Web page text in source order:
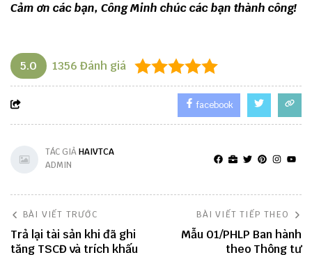
Cảm ơn các bạn, Công Minh chúc các bạn thành công!
5.0 1356 Đánh giá
facebook
TÁC GIẢHAIVTCA
ADMIN
BÀI VIẾT TRƯỚC
Trả lại tài sản khi đã ghi
tăng TSCĐ và trích khấu
BÀI VIẾT TIẾP THEO
Mẫu 01/PHLP Ban hành
theo Thông tư